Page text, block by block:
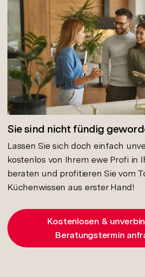
Sie sind nicht fündig
Lassen Sie sich doch einfach
kostenlos von Ihrem ewe Profi in
beraten und profitieren Sie vom
Küchenwissen aus erster Hand!
Kostenlosen &
Beratungstermin